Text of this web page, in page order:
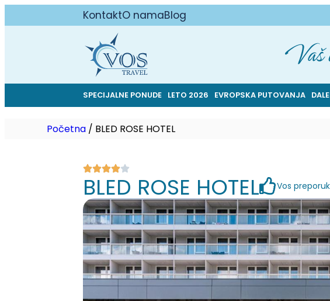
KontaktO namaBlog
Vaš
SPECIJALNE PONUDE LETO 2026 EVROPSKA PUTOVANJA
Početna / BLED ROSE HOTEL
BLED ROSE HOTEL Vos